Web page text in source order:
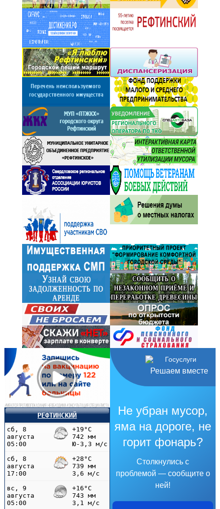
Решаем вместе
Не убран мусор,
яма на дороге, не
горит фонарь?
Столкнулись с
проблемой — сообщите о
ней!
РЕФТИНСКИЙ